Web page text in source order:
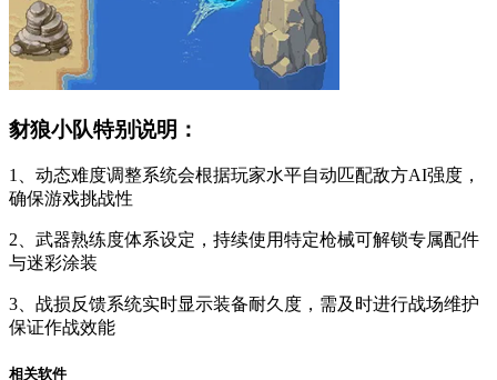
豺狼小队特别说明：
1、动态难度调整系统会根据玩家水平自动匹配敌方AI强度，
确保游戏挑战性
2、武器熟练度体系设定，持续使用特定枪械可解锁专属配件
与迷彩涂装
3、战损反馈系统实时显示装备耐久度，需及时进行战场维护
保证作战效能
相关软件